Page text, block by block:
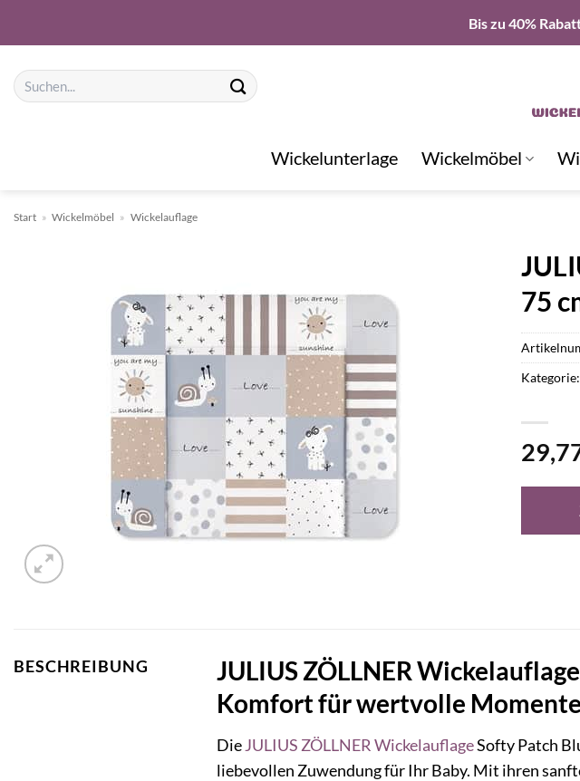
Bis zu 40%
Suchen
nach:
Wickelunterlage Wickelmöbel
Start » Wickelmöbel » Wickelauflage
75
Kategorie:
BESCHREIBUNG
JULIUS ZÖLLNER
Komfort für wertvolle Momente
DieJULIUS ZÖLLNER WickelauflageSofty Patch
liebevollen Zuwendung für Ihr Baby. Mit ihren